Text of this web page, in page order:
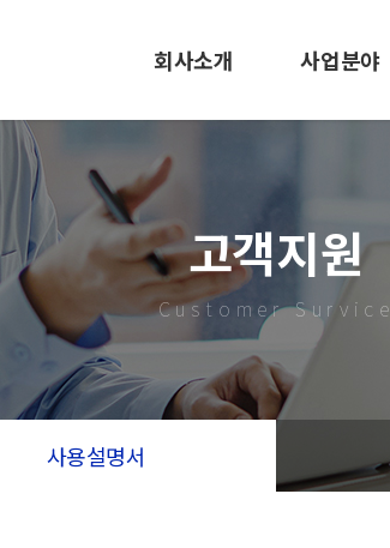
회사소개
CEO인사말
사훈 및 미션
회사연혁
조직도
특허 및 인증서
오시는길
사업분야
LED 조명
Customer Survice
고객지원
사용설명서